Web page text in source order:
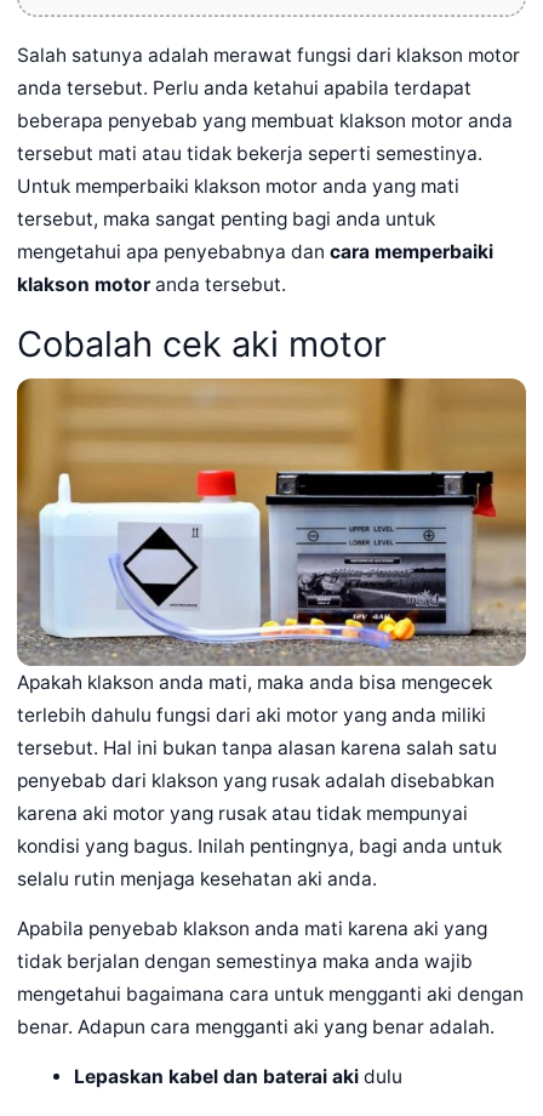
Salah satunya adalah merawat fungsi dari klakson motor
anda tersebut. Perlu anda ketahui apabila terdapat
beberapa penyebab yang membuat klakson motor anda
tersebut mati atau tidak bekerja seperti semestinya.
Untuk memperbaiki klakson motor anda yang mati
tersebut, maka sangat penting bagi anda untuk
mengetahui apa penyebabnya dan cara memperbaiki
klakson motor anda tersebut.
Cobalah cek aki motor
Apakah klakson anda mati, maka anda bisa mengecek
terlebih dahulu fungsi dari aki motor yang anda miliki
tersebut. Hal ini bukan tanpa alasan karena salah satu
penyebab dari klakson yang rusak adalah disebabkan
karena aki motor yang rusak atau tidak mempunyai
kondisi yang bagus. Inilah pentingnya, bagi anda untuk
selalu rutin menjaga kesehatan aki anda.
Apabila penyebab klakson anda mati karena aki yang
tidak berjalan dengan semestinya maka anda wajib
mengetahui bagaimana cara untuk mengganti aki dengan
benar. Adapun cara mengganti aki yang benar adalah.
Lepaskan kabel dan baterai aki dulu